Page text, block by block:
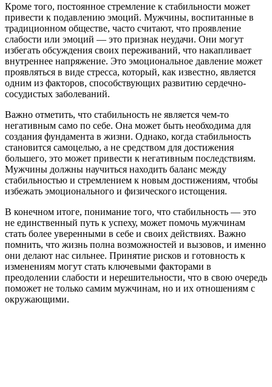
Кроме того, постоянное стремление к стабильности может
привести к подавлению эмоций. Мужчины, воспитанные в
традиционном обществе, часто считают, что проявление
слабости или эмоций — это признак неудачи. Они могут
избегать обсуждения своих переживаний, что накапливает
внутреннее напряжение. Это эмоциональное давление может
проявляться в виде стресса, который, как известно, является
одним из факторов, способствующих развитию сердечно-
сосудистых заболеваний.
Важно отметить, что стабильность не является чем-то
негативным само по себе. Она может быть необходима для
создания фундамента в жизни. Однако, когда стабильность
становится самоцелью, а не средством для достижения
большего, это может привести к негативным последствиям.
Мужчины должны научиться находить баланс между
стабильностью и стремлением к новым достижениям, чтобы
избежать эмоционального и физического истощения.
В конечном итоге, понимание того, что стабильность — это
не единственный путь к успеху, может помочь мужчинам
стать более уверенными в себе и своих действиях. Важно
помнить, что жизнь полна возможностей и вызовов, и именно
они делают нас сильнее. Принятие рисков и готовность к
изменениям могут стать ключевыми факторами в
преодолении слабости и нерешительности, что в свою очередь
поможет не только самим мужчинам, но и их отношениям с
окружающими.